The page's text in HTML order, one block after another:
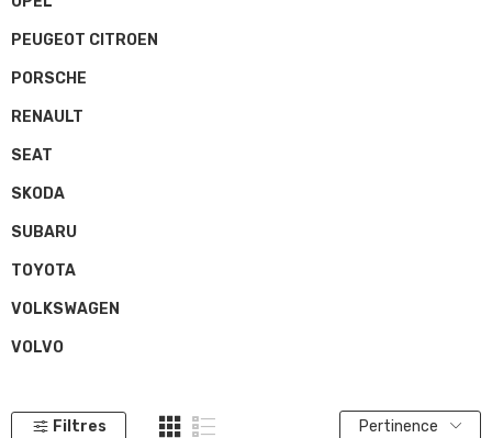
PEUGEOT CITROEN
PORSCHE
RENAULT
SEAT
SKODA
SUBARU
TOYOTA
VOLKSWAGEN
VOLVO
Filtres Pertinence